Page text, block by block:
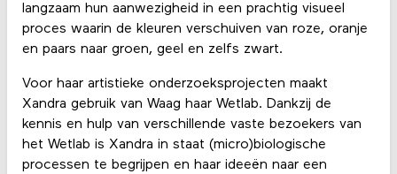
langzaam hun aanwezigheid in een prachtig visueel
proces waarin de kleuren verschuiven van roze, oranje
en paars naar groen, geel en zelfs zwart.
Voor haar artistieke onderzoeksprojecten maakt
Xandra gebruik van Waag haar Wetlab. Dankzij de
kennis en hulp van verschillende vaste bezoekers van
het Wetlab is Xandra in staat (micro)biologische
processen te begrijpen en haar ideeën naar een